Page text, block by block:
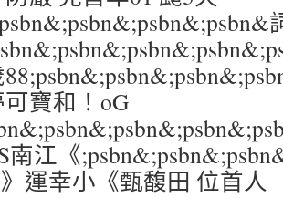
寶和！oG
南江《
運幸小《甄馥田 位首人